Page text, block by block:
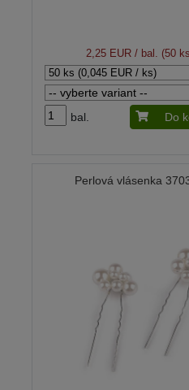
2,25 EUR/ bal. (50
bal. Do
Perlová vlásenka